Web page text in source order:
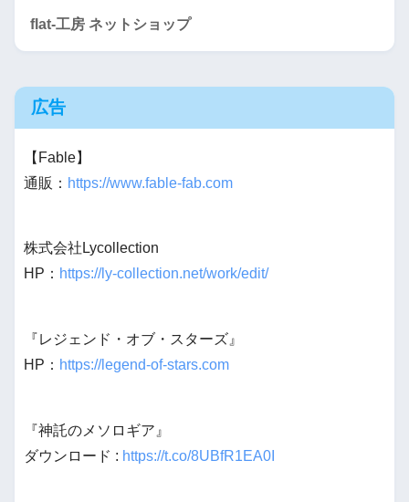
flat-工房 ネットショップ
広告
【Fable】
通販： https://www.fable-fab.com
株式会社Lycollection
HP： https://ly-collection.net/work/edit/
『レジェンド・オブ・スターズ』
HP： https://legend-of-stars.com
『神託のメソロギア』
ダウンロード : https://t.co/8UBfR1EA0I